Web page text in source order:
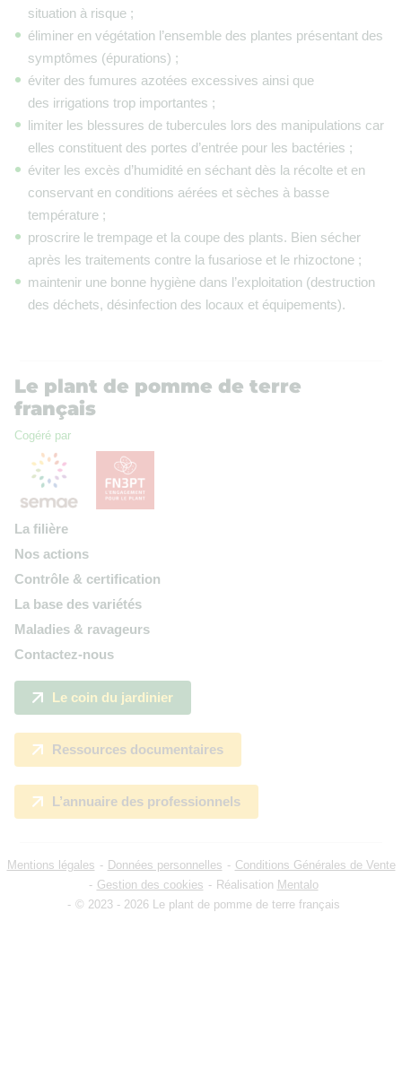
situation à risque ;
éliminer en végétation l’ensemble des plantes présentant des
symptômes (épurations) ;
éviter des fumures azotées excessives ainsi que
des irrigations trop importantes ;
limiter les blessures de tubercules lors des manipulations car
elles constituent des portes d’entrée pour les bactéries ;
éviter les excès d’humidité en séchant dès la récolte et en
conservant en conditions aérées et sèches à basse
température ;
proscrire le trempage et la coupe des plants. Bien sécher
après les traitements contre la fusariose et le rhizoctone ;
maintenir une bonne hygiène dans l’exploitation (destruction
des déchets, désinfection des locaux et équipements).
Le plant de pomme de terre
français
Cogéré par
La filière
Nos actions
Contrôle & certification
La base des variétés
Maladies & ravageurs
Contactez-nous
Le coin du jardinier
Ressources documentaires
L’annuaire des professionnels
Mentions légales Données personnelles
Conditions Générales de Vente
Gestion des cookies
Réalisation Mentalo
© 2023 - 2026 Le plant de pomme de terre français